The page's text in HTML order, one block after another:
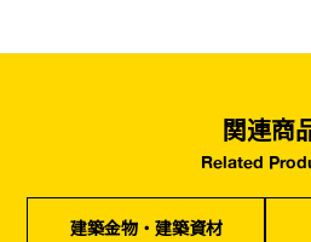
関連商
Related
建築金物・建築資材